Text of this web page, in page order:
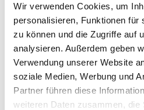
Wir verwenden Cookies, um
personalisieren, Funktionen für
zu können und die Zugriffe auf
analysieren. Außerdem geben
Verwendung unserer Website
soziale Medien, Werbung und
Partner führen diese
weiteren Daten zusammen, die
unterstützen regionale
aufgrund ihrer positiven